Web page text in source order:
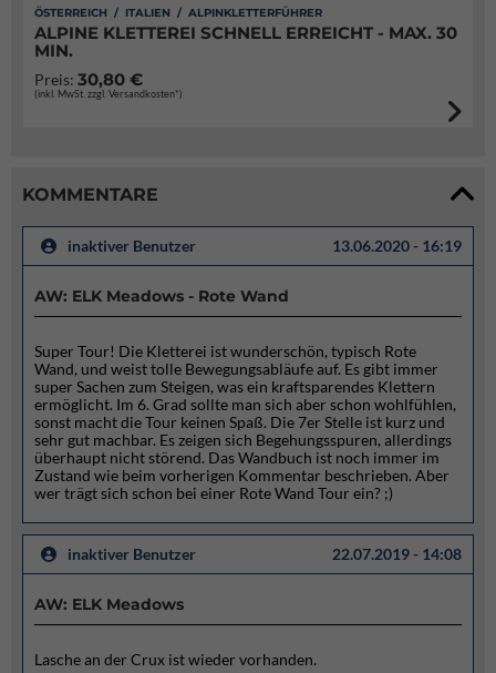
ÖSTERREICH / ITALIEN / ALPINKLETTERFÜHRER
ALPINE KLETTEREI SCHNELL ERREICHT - MAX. 30
MIN.
Preis: 30,80 €
(inkl. MwSt. zzgl. Versandkosten*)
KOMMENTARE
inaktiver Benutzer 13.06.2020 - 16:19
AW: ELK Meadows - Rote Wand
Super Tour! Die Kletterei ist wunderschön, typisch Rote
Wand, und weist tolle Bewegungsabläufe auf. Es gibt immer
super Sachen zum Steigen, was ein kraftsparendes Klettern
ermöglicht. Im 6. Grad sollte man sich aber schon wohlfühlen,
sonst macht die Tour keinen Spaß. Die 7er Stelle ist kurz und
sehr gut machbar. Es zeigen sich Begehungsspuren, allerdings
überhaupt nicht störend. Das Wandbuch ist noch immer im
Zustand wie beim vorherigen Kommentar beschrieben. Aber
wer trägt sich schon bei einer Rote Wand Tour ein? ;)
inaktiver Benutzer 22.07.2019 - 14:08
AW: ELK Meadows
Lasche an der Crux ist wieder vorhanden.